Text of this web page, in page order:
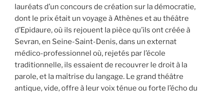
lauréats d’un concours de création sur la démocratie,
dont le prix était un voyage à Athènes et au théâtre
d’Epidaure, où ils rejouent la pièce qu’ils ont créée à
Sevran, en Seine-Saint-Denis, dans un externat
médico-professionnel où, rejetés par l’école
traditionnelle, ils essaient de recouvrer le droit à la
parole, et la maîtrise du langage. Le grand théâtre
antique, vide, offre à leur voix ténue ou forte l’écho du